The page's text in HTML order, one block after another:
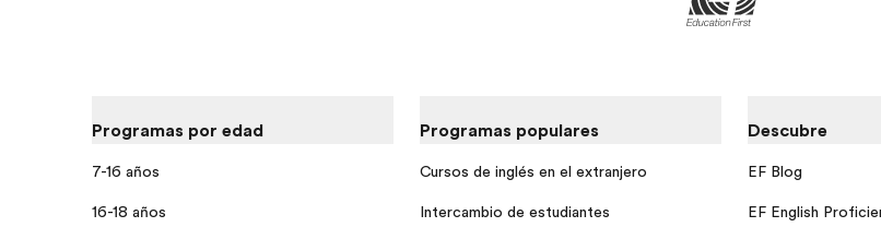
Programas por edad
7-16 años
16-18 años
Programas populares
Cursos de inglés en el extranjero
Intercambio de estudiantes
Descubre
EF Blog
EF English